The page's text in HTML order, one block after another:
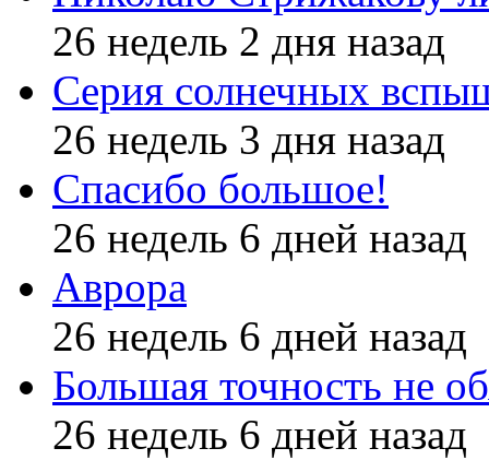
26 недель 2 дня назад
Серия солнечных
26 недель 3 дня назад
Спасибо большое!
26 недель 6 дней назад
Аврора
26 недель 6 дней назад
Большая точность не
26 недель 6 дней назад